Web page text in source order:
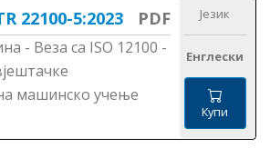
22100-5:2023 PDF
- Веза са ISО 12100 -
машинско учење
Језик
Енглески
Купи